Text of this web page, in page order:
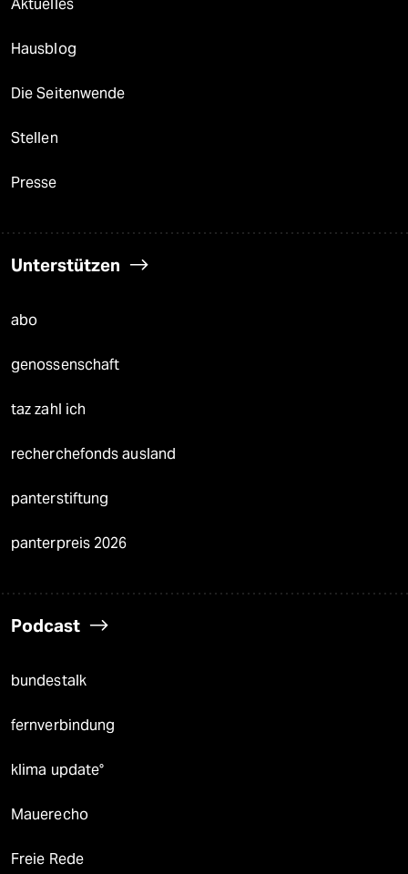
Aktuelles
Hausblog
Die Seitenwende
Stellen
Presse
Unterstützen
abo
genossenschaft
taz zahl ich
recherchefonds ausland
panterstiftung
panterpreis 2026
Podcast
bundestalk
fernverbindung
klima update°
Mauerecho
Freie Rede